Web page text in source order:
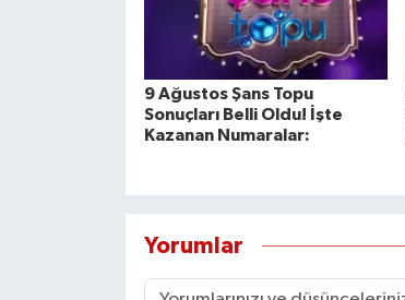
9 Ağustos Şans Topu
Sonuçları Belli Oldu! İşte
Kazanan Numaralar:
Yorumlar